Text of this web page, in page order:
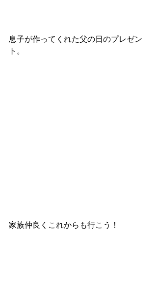
息子が作ってくれた父の日のプレゼン
ト。
家族仲良くこれからも行こう！